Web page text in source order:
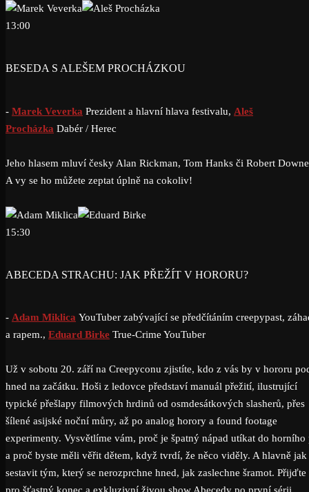
13:00
BESEDA S ALEŠEM PROCHÁZKOU
- Marek Veverka Prezident a hlavní hlava festivalu, Aleš
Procházka Dabér / Herec
Jeho hlasem mluví česky Alan Rickman, Tom Hanks či Robert
A vy se ho můžete zeptat úplně na cokoliv!
15:30
ABECEDA STRACHU: JAK PŘEŽÍT V HORORU?
- Adam Miklica YouTuber zabývající se předčítáním creepypast,
a rapem., Eduard Birke True-Crime YouTuber
Už v sobotu 20. září na Creepyconu zjistíte, kdo z vás by v hororu
hned na začátku. Hoši z ledovce představí manuál přežití, ilustrující
typické přešlapy filmových hrdinů od osmdesátkových slasherů, přes
šílené asijské noční můry, až po analog horory a found footage
experimenty. Vysvětlíme vám, proč je špatný nápad utíkat do horního
a proč byste měli věřit dětem, když tvrdí, že něco viděly. A hlavně jak
sestavit tým, který se nerozprchne hned, jak zaslechne šramot. Přijďte